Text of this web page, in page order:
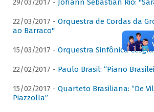
29/03/2017 - Johann Sebastian Rio:
22/03/2017 - Orquestra de Cordas da
ao Barraco"
15/03/2017 - Orquestra Sinfônica
22/02/2017 - Paulo Brasil: “Piano
15/02/2017 - Quarteto Brasiliana: “De
Piazzolla”